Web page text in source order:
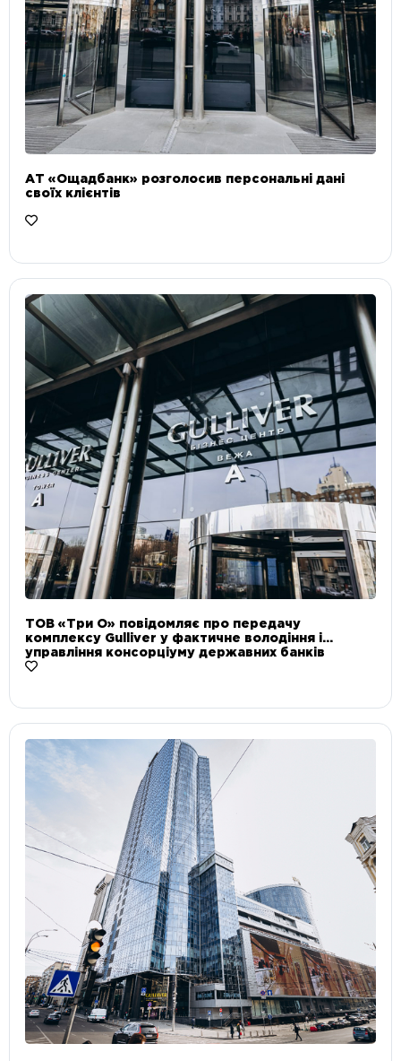
АТ «Ощадбанк» розголосив персональні дані
своїх клієнтів
ТОВ «Три О» повідомляє про передачу
комплексу Gulliver у фактичне володіння і
управління консорціуму державних банків